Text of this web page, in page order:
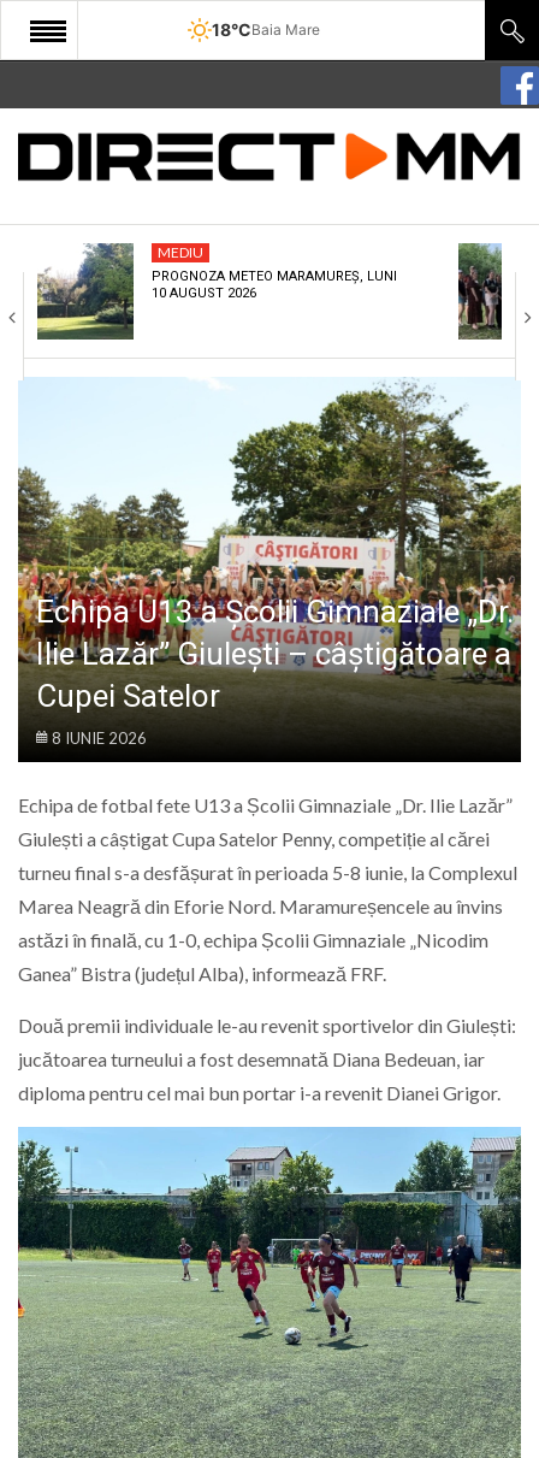
18°CBaia Mare
START
COMUNITATE
CULTURA
ECONOMIE
SANATATE
POLITIC
LIFE
MEDIU
PROGNOZA METEO MARAMUREȘ, LUNI
10 AUGUST 2026
Echipa U13 a Școlii Gimnaziale „Dr.
Ilie Lazăr” Giulești – câștigătoare a
Cupei Satelor
8 IUNIE 2026
Echipa de fotbal fete U13 a Școlii Gimnaziale „Dr. Ilie Lazăr”
Giulești a câștigat Cupa Satelor Penny, competiție al cărei
turneu final s-a desfășurat în perioada 5-8 iunie, la Complexul
Marea Neagră din Eforie Nord. Maramureșencele au învins
astăzi în finală, cu 1-0, echipa Școlii Gimnaziale „Nicodim
Ganea” Bistra (județul Alba), informează FRF.
Două premii individuale le-au revenit sportivelor din Giulești:
jucătoarea turneului a fost desemnată Diana Bedeuan, iar
diploma pentru cel mai bun portar i-a revenit Dianei Grigor.